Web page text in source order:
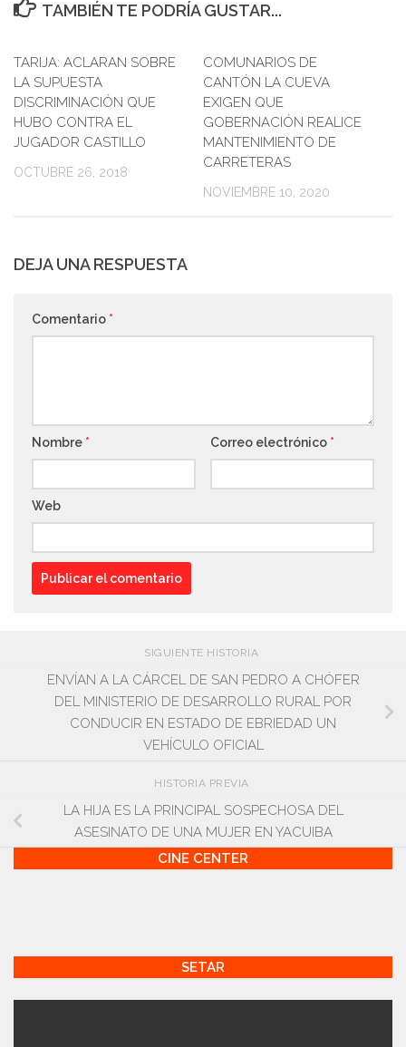
TAMBIÉN TE PODRÍA GUSTAR...
TARIJA: ACLARAN SOBRE
LA SUPUESTA
DISCRIMINACIÓN QUE
HUBO CONTRA EL
JUGADOR CASTILLO
OCTUBRE 26, 2018
COMUNARIOS DE
CANTÓN LA CUEVA
EXIGEN QUE
GOBERNACIÓN REALICE
MANTENIMIENTO DE
CARRETERAS
NOVIEMBRE 10, 2020
DEJA UNA RESPUESTA
Comentario *
Nombre * Correo electrónico *
Web
SIGUIENTE HISTORIA
ENVÍAN A LA CÁRCEL DE SAN PEDRO A CHÓFER
DEL MINISTERIO DE DESARROLLO RURAL POR
CONDUCIR EN ESTADO DE EBRIEDAD UN
VEHÍCULO OFICIAL
HISTORIA PREVIA
LA HIJA ES LA PRINCIPAL SOSPECHOSA DEL
ASESINATO DE UNA MUJER EN YACUIBA
CINE CENTER
SETAR